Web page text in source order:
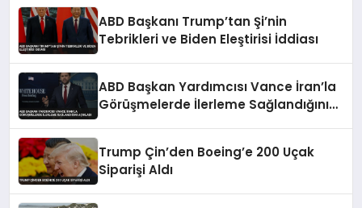
ABD Başkanı Trump’tan Şi’nin
Tebrikleri ve Biden Eleştirisi İddiası
ABD Başkan Yardımcısı Vance İran’la
Görüşmelerde İlerleme Sağlandığını
Trump Çin’den Boeing’e 200 Uçak
Siparişi Aldı